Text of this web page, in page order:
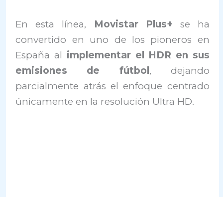
En esta línea, Movistar Plus+ se ha
convertido en uno de los pioneros en
España al implementar el HDR en sus
emisiones de fútbol , dejando
parcialmente atrás el enfoque centrado
únicamente en la resolución Ultra HD.